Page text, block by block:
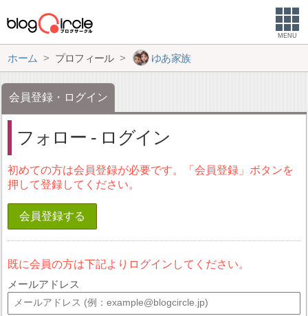
MENU
ホーム プロフィール ゆあ家族
会員登録・ログイン
フォロー - ログイン
初めての方は会員登録が必要です。「会員登録」ボタンを
押して登録してください。
会員登録する
既に会員の方は下記よりログインしてください。
メールアドレス